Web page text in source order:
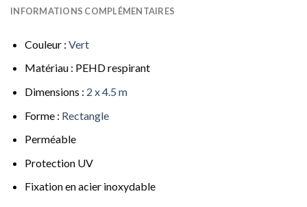
INFORMATIONS COMPLÉMENTAIRES
Couleur : Vert
Matériau : PEHD respirant
Dimensions : 2 x 4.5 m
Forme : Rectangle
Perméable
Protection UV
Fixation en acier inoxydable